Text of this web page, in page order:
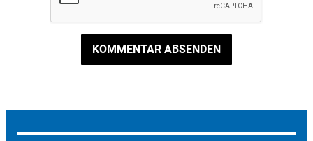
KOMMENTAR ABSENDEN